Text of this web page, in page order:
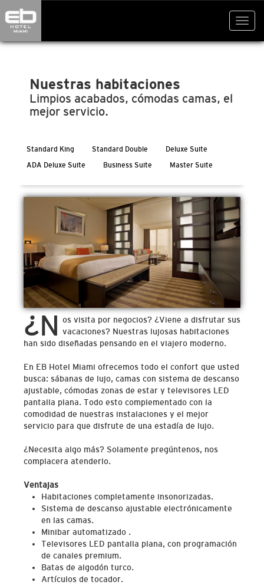
Nuestras habitaciones
Limpios acabados, cómodas camas, el
mejor servicio.
Standard King Standard Double
Deluxe Suite
ADA Deluxe Suite
Business Suite Master Suite
¿N os visita por negocios? ¿Viene a disfrutar sus
vacaciones? Nuestras lujosas habitaciones
han sido diseñadas pensando en el viajero moderno.
En EB Hotel Miami ofrecemos todo el confort que usted
busca: sábanas de lujo, camas con sistema de descanso
ajustable, cómodas zonas de estar y televisores LED
pantalla plana. Todo esto complementado con la
comodidad de nuestras instalaciones y el mejor
servicio para que disfrute de una estadía de lujo.
¿Necesita algo más? Solamente pregúntenos, nos
complacera atenderlo.
Ventajas
Habitaciones completamente insonorizadas.
Sistema de descanso ajustable electrónicamente
en las camas.
Minibar automatizado .
Televisores LED pantalla plana, con programación
de canales premium.
Batas de algodón turco.
Artículos de tocador.